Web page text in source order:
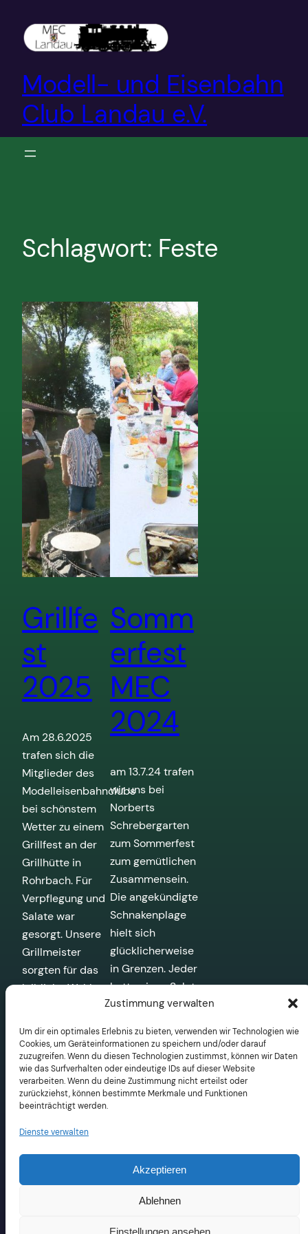
Zustimmung verwalten
Um dir ein optimales Erlebnis zu bieten, verwenden wir Technologien wie
Cookies, um Geräteinformationen zu speichern und/oder darauf
zuzugreifen. Wenn du diesen Technologien zustimmst, können wir Daten
wie das Surfverhalten oder eindeutige IDs auf dieser Website
verarbeiten. Wenn du deine Zustimmung nicht erteilst oder
zurückziehst, können bestimmte Merkmale und Funktionen
beeinträchtigt werden.
Dienste verwalten
Akzeptieren
Ablehnen
Einstellungen ansehen
Inhalt
springen
Modell- und Eisenbahn
Club Landau e.V.
Schlagwort: Feste
Grillfe
st
2025
Am 28.6.2025
trafen sich die
Mitglieder des
Modelleisenbahnclubs
bei schönstem
Wetter zu einem
Grillfest an der
Grillhütte in
Rohrbach. Für
Verpflegung und
Salate war
gesorgt. Unsere
Grillmeister
sorgten für das
leibliche Wohl.
zwischenzeitlich
getrübt als Paul
gesucht wurde,
aber nach Suche,
auch im Internet,
gefunden und
29. Juni 2025
Somm
erfest
MEC
2024
am 13.7.24 trafen
wir uns bei
Norberts
Schrebergarten
zum Sommerfest
zum gemütlichen
Zusammensein.
Die angekündigte
Schnakenplage
hielt sich
glücklicherweise
in Grenzen. Jeder
hatte einen Salat
mitgebracht und
Nachbar
versorgte uns für
das leiblich Wohl
mit Fleisch und
Modellbahner
wurde diese
gleich